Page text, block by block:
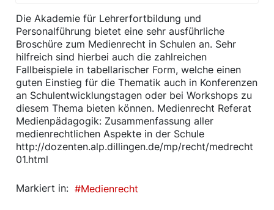
Die Akademie für Lehrerfortbildung und
Personalführung bietet eine sehr ausführliche
Broschüre zum Medienrecht in Schulen an. Sehr
hilfreich sind hierbei auch die zahlreichen
Fallbeispiele in tabellarischer Form, welche einen
guten Einstieg für die Thematik auch in Konferenzen
an Schulentwicklungstagen oder bei Workshops zu
diesem Thema bieten können. Medienrecht Referat
Medienpädagogik: Zusammenfassung aller
medienrechtlichen Aspekte in der Schule
http://dozenten.alp.dillingen.de/mp/recht/medrecht
01.html
Markiert in: Medienrecht